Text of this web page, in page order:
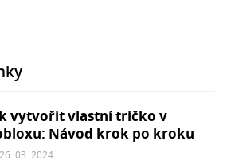
vytvořit vlastní tričko v
Návod krok po kroku
26. 03. 2024